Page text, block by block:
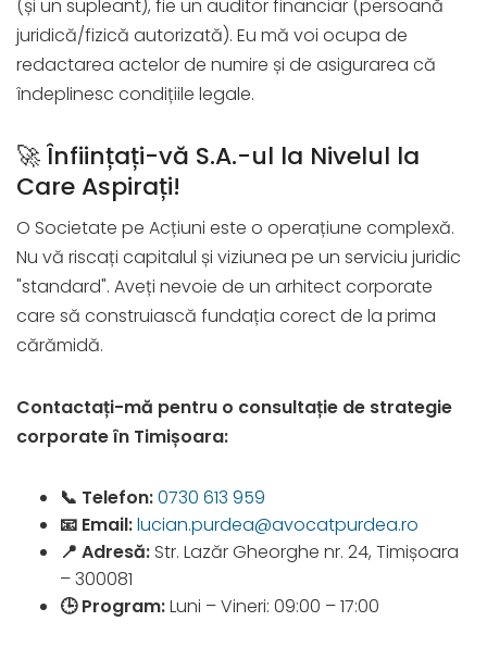
(și un supleant), fie un auditor financiar (persoană
juridică/fizică autorizată). Eu mă voi ocupa de
redactarea actelor de numire și de asigurarea că
îndeplinesc condițiile legale.
🚀 Înființați-vă S.A.-ul la Nivelul la
Care Aspirați!
O Societate pe Acțiuni este o operațiune complexă.
Nu vă riscați capitalul și viziunea pe un serviciu juridic
"standard". Aveți nevoie de un arhitect corporate
care să construiască fundația corect de la prima
cărămidă.
Contactați-mă pentru o consultație de strategie
corporate în Timișoara:
📞 Telefon:0730 613 959
📧 Email:lucian.purdea@avocatpurdea.ro
📍 Adresă: Str. Lazăr Gheorghe nr. 24, Timișoara
– 300081
🕒 Program:Luni – Vineri: 09:00 – 17:00